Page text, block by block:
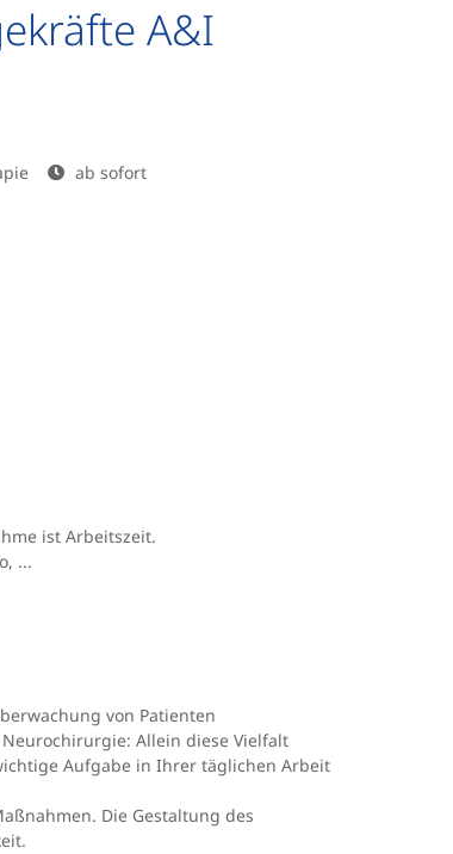
A&I
ab sofort
ist Arbeitszeit.
...
von Patienten
Allein diese Vielfalt
Aufgabe in Ihrer täglichen Arbeit
Die Gestaltung des